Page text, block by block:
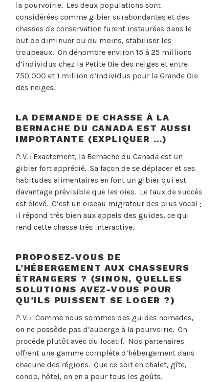
la pourvoirie. Les deux populations sont
considérées comme gibier surabondantes et des
chasses de conservation furent instaurées dans le
but de diminuer ou du moins, stabiliser les
troupeaux. On dénombre environ 15 à 25 millions
d’individus chez la Petite Oie des neiges et entre
750 000 et 1 million d’individus pour la Grande Oie
des neiges.
LA DEMANDE DE CHASSE À LA
BERNACHE DU CANADA EST AUSSI
IMPORTANTE (EXPLIQUER …)
P. V. : Exactement, la Bernache du Canada est un
gibier fort apprécié. Sa façon de se déplacer et ses
habitudes alimentaires en font un gibier qui est
davantage prévisible que les oies. Le taux de succès
est élevé. C’est un oiseau migrateur des plus vocal ;
il répond très bien aux appels des guides, ce qui
rend cette chasse très interactive.
PROPOSEZ-VOUS DE
L’HÉBERGEMENT AUX CHASSEURS
ÉTRANGERS ? (SINON, QUELLES
SOLUTIONS AVEZ-VOUS POUR
QU’ILS PUISSENT SE LOGER ?)
P. V. : Comme nous sommes des guides nomades,
on ne possède pas d’auberge à la pourvoirie. On
procède plutôt avec du locatif. Nos partenaires
offrent une gamme complète d’hébergement dans
chacune des régions. Que ce soit en chalet, gîte,
condo, hôtel, on en a pour tous les goûts.